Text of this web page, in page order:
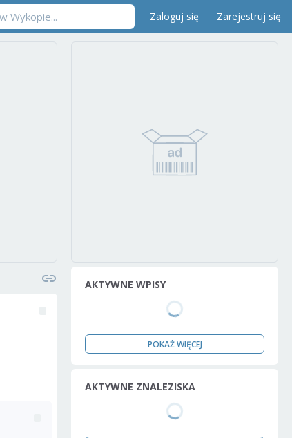
Zaloguj się Zarejestruj się
AKTYWNE WPISY
POKAŻ WIĘCEJ
AKTYWNE ZNALEZISKA